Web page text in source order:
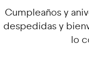
Cumpleaños y
despedidas y
lo